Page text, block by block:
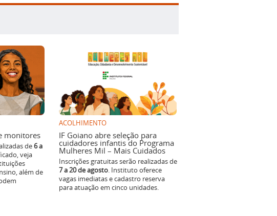
monitores
de
veja
além de
ACOLHIMENTO
IF Goiano abre seleção para
cuidadores infantis do Programa
Mulheres Mil – Mais Cuidados
Inscrições gratuitas serão realizadas de
7 a 20 de agosto. Instituto oferece
vagas imediatas e cadastro reserva
para atuação em cinco unidades.